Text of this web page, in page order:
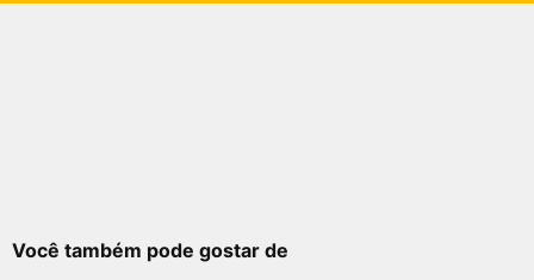
Você também pode gostar de